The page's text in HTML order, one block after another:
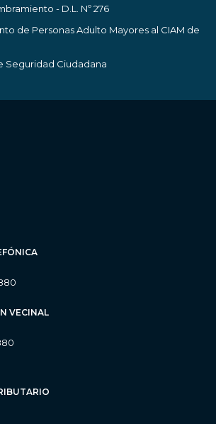
- D.L. Nº 276
de Personas Adulto Mayores al CIAM de
Seguridad Ciudadana
VECINAL